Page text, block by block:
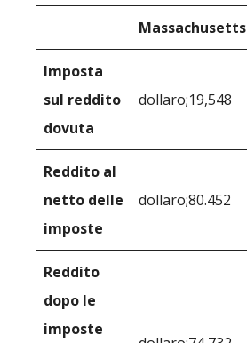
Massachusetts
Imposta
sul reddito
dovuta
dollaro;19,548
Reddito al
netto delle
imposte
dollaro;80.452
Reddito
dopo le
imposte